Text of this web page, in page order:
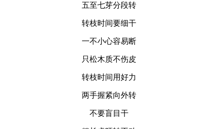
五至七芽分段转
转枝时间要细干
一不小心容易断
只松木质不伤皮
转枝时间用好力
两手握紧向外转
不要盲目干